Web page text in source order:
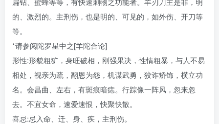
的、激烈的。主刑伤，也是明的、可见的，如外伤、开刀等
等。
*请参阅陀罗星中之[羊陀合论]
形性:形貌粗犷，身旺破相，刚强果决，性情粗暴，与人不易
相处，视亲为疏，翻恩为怨，机谋武勇，狡诈矫饰，横立功
名。会昌曲、左右，有斑痕暗痣。行踪像一阵风，忽来忽
去。不宜女命，速爱速恨，快聚快散。
喜忌:忌入命、迁、身、疾，主刑伤。